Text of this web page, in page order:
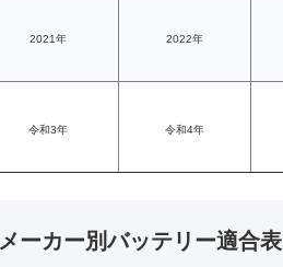
2021年 2022年
令和3年 令和4年
メーカー別バッテリー適合表